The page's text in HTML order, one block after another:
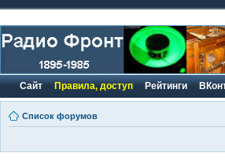
Сайт Правила, доступ Рейтинги
Список форумов